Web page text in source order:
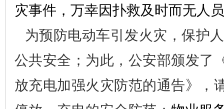
灾事件，万幸因扑救及时而无人
为预防电动车引发火灾，保护
公共安全 ；为此，公安部颁发了
放充电加强火灾防范的通告》
，